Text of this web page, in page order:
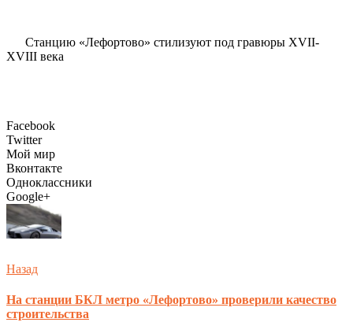
Станцию «Лефортово» стилизуют под гравюры ХVII-
XVIII века
Facebook
Twitter
Мой мир
Вконтакте
Одноклассники
Google+
Назад
На станции БКЛ метро «Лефортово» проверили качество
строительства